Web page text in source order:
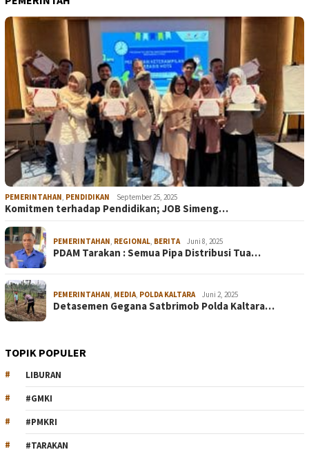
PEMERINTAHAN, PENDIDIKAN September 25, 2025
Komitmen terhadap Pendidikan; JOB Simeng…
PEMERINTAHAN, REGIONAL, BERITA Juni 8, 2025
PDAM Tarakan : Semua Pipa Distribusi Tua…
PEMERINTAHAN, MEDIA, POLDA KALTARA Juni 2, 2025
Detasemen Gegana Satbrimob Polda Kaltara…
TOPIK POPULER
LIBURAN
#GMKI
#PMKRI
#TARAKAN